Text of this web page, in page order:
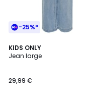
-25%*
KIDS ONLY
Jean large
29,99 €
1
/